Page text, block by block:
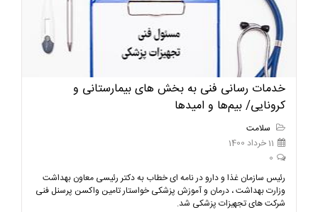
خدمات رسانی فنی به بخش های بیمارستانی و
کرونایی/ بیم‌ها و امیدها
سلامت
11 خرداد 1400
0
رئیس سازمان غذا و دارو در نامه ای خطاب به دکتر رئیسی معاون بهداشت
وزارت بهداشت ، درمان و آموزش پزشکی خواستار تامین واکسن پرسنل فنی
شرکت های تجهیزات پزشکی شد.